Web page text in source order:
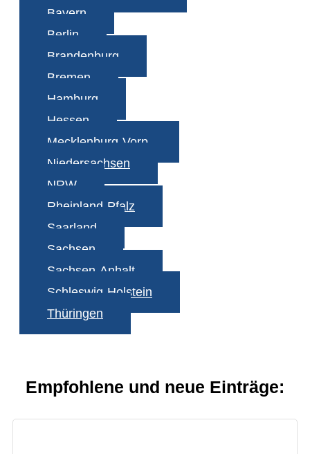
Bayern
Berlin
Brandenburg
Bremen
Hamburg
Hessen
Mecklenburg-Vorp.
Niedersachsen
NRW
Rheinland-Pfalz
Saarland
Sachsen
Sachsen-Anhalt
Schleswig-Holstein
Thüringen
Empfohlene und neue Einträge: